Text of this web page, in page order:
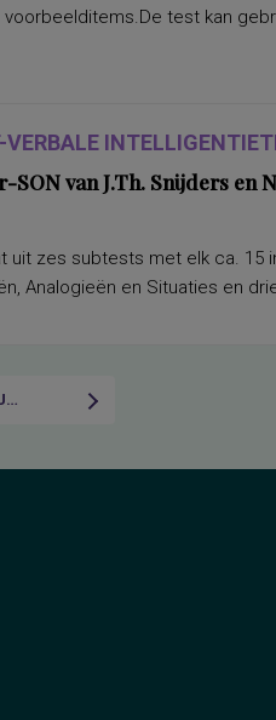
test kan
van J.Th. Snijders en
uit zes subtests met elk ca. 15
Analogieën en Situaties en
INSCHRIJVEN VOOR DE NIEUWSBRIEF